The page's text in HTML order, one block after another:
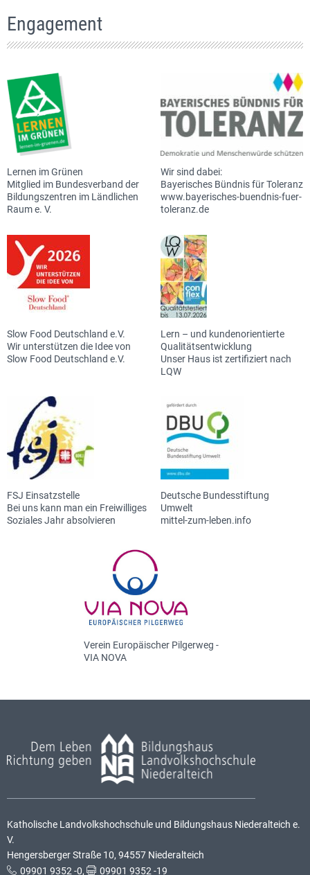
Engagement
Lernen im Grünen
Mitglied im Bundesverband der
Bildungszentren im Ländlichen
Raum e. V.
Wir sind dabei:
Bayerisches Bündnis für Toleranz
www.bayerisches-buendnis-fuer-
toleranz.de
Slow Food Deutschland e.V.
Wir unterstützen die Idee von
Slow Food Deutschland e.V.
Lern – und kundenorientierte
Qualitätsentwicklung
Unser Haus ist zertifiziert nach
LQW
FSJ Einsatzstelle
Bei uns kann man ein Freiwilliges
Soziales Jahr absolvieren
Deutsche Bundesstiftung
Umwelt
mittel-zum-leben.info
Verein Europäischer Pilgerweg -
VIA NOVA
Katholische Landvolkshochschule und Bildungshaus Niederalteich e.
V.
Hengersberger Straße 10, 94557 Niederalteich
09901 9352 -0, 09901 9352 -19